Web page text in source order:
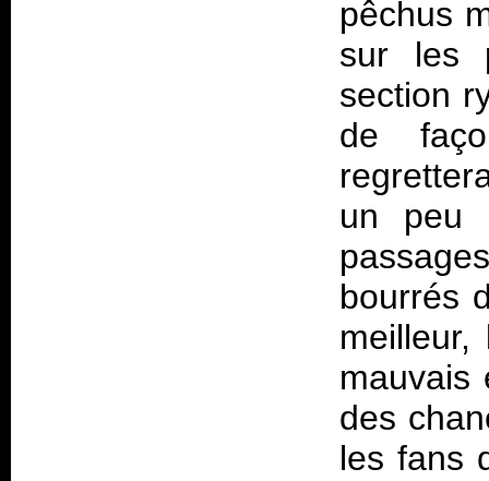
pêchus
sur les
section
de
un peu
bourrés
meilleur,
mauvais
des
les fans